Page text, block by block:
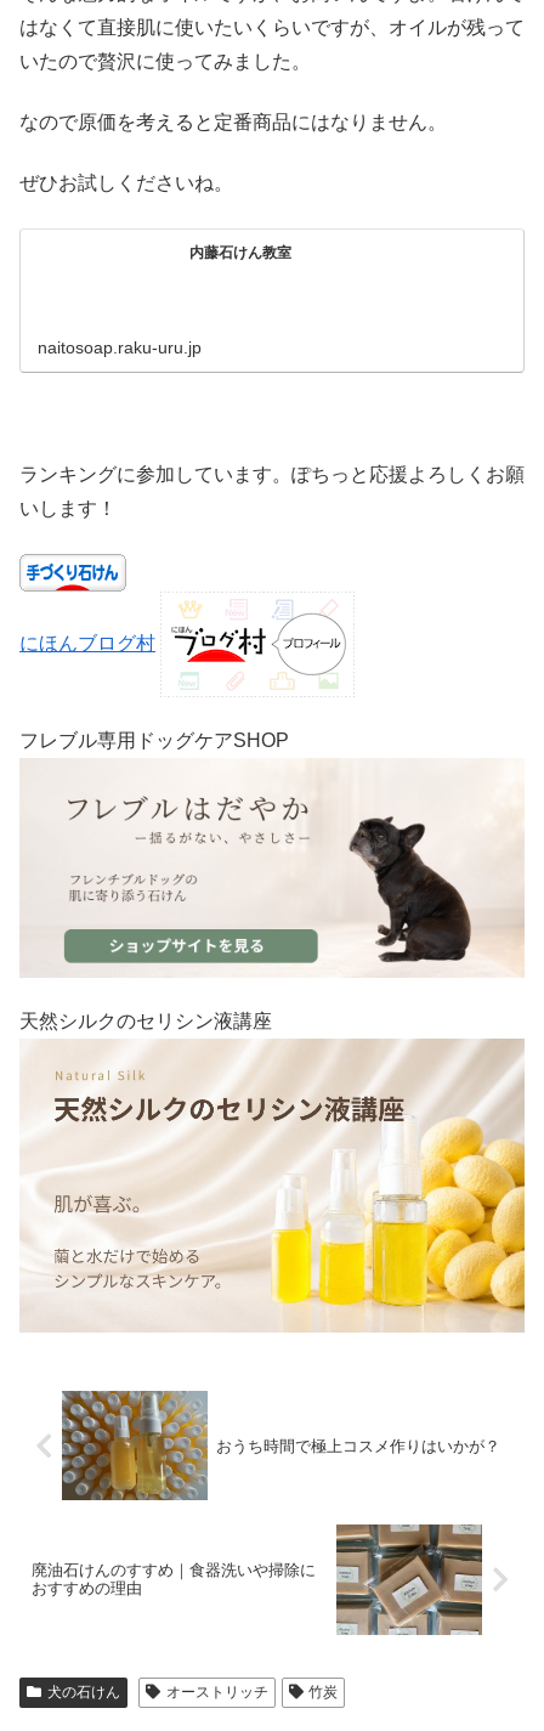
はなくて直接肌に使いたいくらいですが、オイルが残って
いたので贅沢に使ってみました。
なので原価を考えると定番商品にはなりません。
ぜひお試しくださいね。
内藤石けん教室
naitosoap.raku-uru.jp
ランキングに参加しています。ぽちっと応援よろしくお願
いします！
にほんブログ村
フレブル専用ドッグケアSHOP
天然シルクのセリシン液講座
おうち時間で極上コスメ作りはいかが？
廃油石けんのすすめ｜食器洗いや掃除に
おすすめの理由
犬の石けん オーストリッチ 竹炭